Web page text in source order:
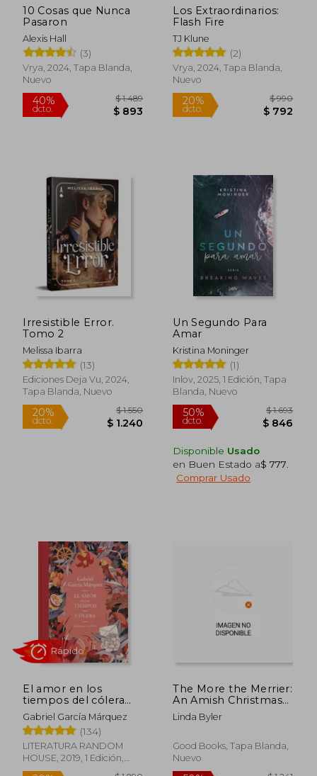
20%
dcto. $ 880
45%
dcto.
20%
dcto. $ 712
45%
dcto.
10 Cosas que Nunca
Pasaron
Alexis Hall
(3)
Vrya, 2024, Tapa Blanda,
Nuevo
Los Extraordinarios:
Flash Fire
TJ Klune
(2)
Vrya, 2024, Tapa Blanda,
Nuevo
Irresistible Error.
Tomo 2
Melissa Ibarra
(13)
Ediciones Deja Vu, 2024,
Tapa Blanda, Nuevo
Un Segundo Para
Amar
Kristina Moninger
(1)
Inlov, 2025, 1 Edición, Tapa
Blanda, Nuevo
Disponible Usado
en Buen Estado a$ 777
Comprar Usado
El amor en los
tiempos del cólera
(edición ilustrada)
Gabriel García Márquez
(134)
LITERATURA RANDOM
HOUSE, 2019, 1 Edición,
Tapa Dura, Nuevo
The More the Merrier:
An Amish Christmas
Romance (en Inglés)
Linda Byler
Good Books, Tapa Blanda,
Nuevo